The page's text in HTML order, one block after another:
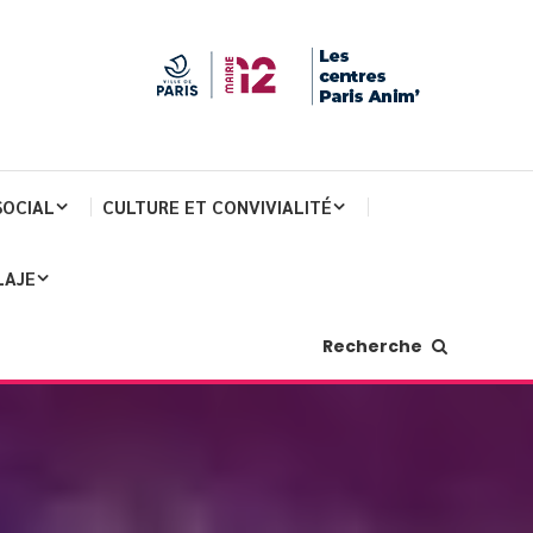
CULTURE ET CONVIVIALITÉ
Recherche